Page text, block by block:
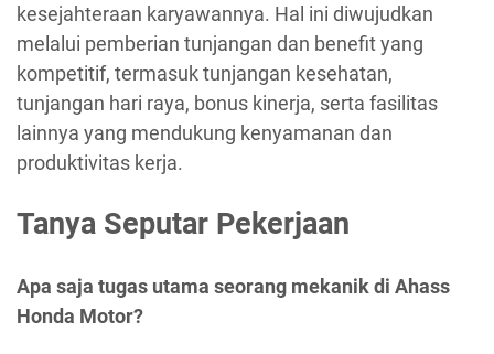
kesejahteraan karyawannya. Hal ini diwujudkan
melalui pemberian tunjangan dan benefit yang
kompetitif, termasuk tunjangan kesehatan,
tunjangan hari raya, bonus kinerja, serta fasilitas
lainnya yang mendukung kenyamanan dan
produktivitas kerja.
Tanya Seputar Pekerjaan
Apa saja tugas utama seorang mekanik di Ahass
Honda Motor?